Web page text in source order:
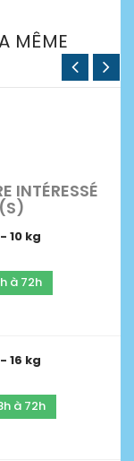
MÊME
INTÉRESSÉ
10 kg
à 72h
16 kg
à 72h